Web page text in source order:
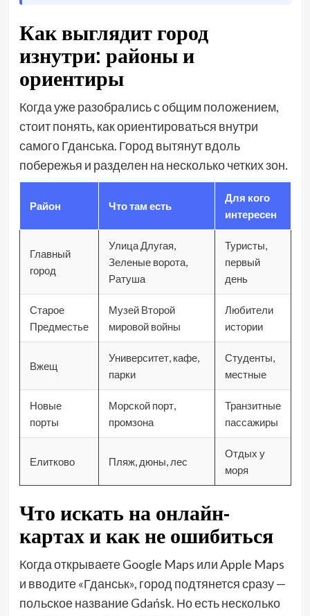
Как выглядит город
изнутри: районы и
ориентиры
Когда уже разобрались с общим положением,
стоит понять, как ориентироваться внутри
самого Гданська. Город вытянут вдоль
побережья и разделен на несколько четких зон.
Район Что там есть
Для кого
интересен
Главный
город
Улица Длугая,
Зеленые ворота,
Ратуша
Туристы,
первый
день
Старое
Предместье
Музей Второй
мировой войны
Любители
истории
Вжещ
Университет, кафе,
парки
Студенты,
местные
Новые
порты
Морской порт,
промзона
Транзитные
пассажиры
Елитково Пляж, дюны, лес
Отдых у
моря
Что искать на онлайн-
картах и как не ошибиться
Когда открываете Google Maps или Apple Maps
и вводите «Гданськ», город подтянется сразу —
польское название Gdańsk. Но есть несколько